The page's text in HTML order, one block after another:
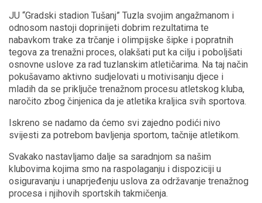
JU “Gradski stadion Tušanj” Tuzla svojim angažmanom i
odnosom nastoji doprinijeti dobrim rezultatima te
nabavkom trake za trčanje i olimpijske šipke i popratnih
tegova za trenažni proces, olakšati put ka cilju i poboljšati
osnovne uslove za rad tuzlanskim atletičarima. Na taj način
pokušavamo aktivno sudjelovati u motivisanju djece i
mladih da se priključe trenažnom procesu atletskog kluba,
naročito zbog činjenica da je atletika kraljica svih sportova.
Iskreno se nadamo da ćemo svi zajedno podići nivo
svijesti za potrebom bavljenja sportom, tačnije atletikom.
Svakako nastavljamo dalje sa saradnjom sa našim
klubovima kojima smo na raspolaganju i dispoziciji u
osiguravanju i unaprjeđenju uslova za održavanje trenažnog
procesa i njihovih sportskih takmičenja.